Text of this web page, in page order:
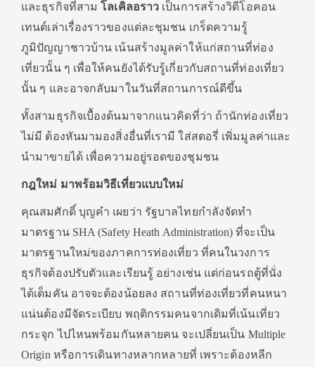
และธุรกิจที่สามโลเคิลอราว เป็นการสร้างวิดีโอคอน
เทนต์เล่าเรื่องราวของแต่ละชุมชน เกร็ดความรู้
ภูมิปัญญาชาวบ้าน เน้นสร้างมูลค่าให้แก่สถานที่ท่อง
เที่ยวนั้น ๆ เพื่อให้คนยังได้รับรู้เกี่ยวกับสถานที่ท่องเที่ยว
นั้น ๆ และอาจกลับมาในวันที่สถานการณ์ดีขึ้น
ทั้งสามธุรกิจเบื้องต้นมาจากแนวคิดที่ว่า ถ้านักท่องเที่ยว
ไม่มี ต้องหันมามองสิ่งอื่นที่เรามี ใส่สตอรี่ เพิ่มมูลค่าและ
นำมาขายได้ เพื่อความอยู่รอดของชุมชน
กฎใหม่ มาพร้อมวิธีเที่ยวแบบใหม่
คุณสมศักดิ์ บุญคำ เผยว่า รัฐบาลไทยกำลังจัดทำ
มาตรฐาน SHA (Safety Heath Administration) ที่จะเป็น
มาตรฐานใหม่ของภาคการท่องเที่ยว ที่คนในวงการ
ธุรกิจต้องปรับตัวและเรียนรู้ อย่างเช่น แต่ก่อนรถตู้ที่นั่ง
ได้เต็มคัน อาจจะต้องน้อยลง สถานที่ท่องเที่ยวที่คนหนา
แน่นต้องมีจัดระเบียบ พฤติกรรมคนจากเดิมที่เน้นเที่ยว
กระจุก ไปไหนพร้อมกันหลายคน จะเปลี่ยนเป็น Multiple
Origin หรือการเดินทางหลากหลายที่ เพราะต้องหลีก